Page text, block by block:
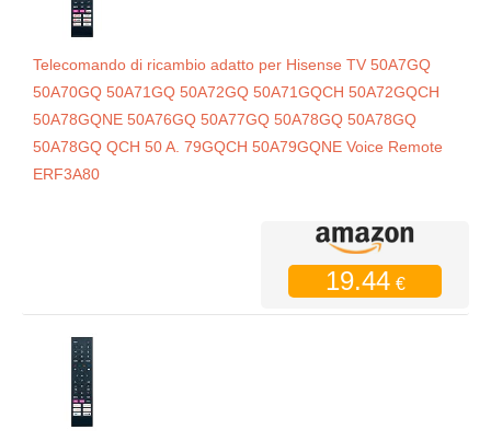
Telecomando di ricambio adatto per Hisense TV 50A7GQ
50A70GQ 50A71GQ 50A72GQ 50A71GQCH 50A72GQCH
50A78GQNE 50A76GQ 50A77GQ 50A78GQ 50A78GQ
50A78GQ QCH 50 A. 79GQCH 50A79GQNE Voice Remote
ERF3A80
19.44 €